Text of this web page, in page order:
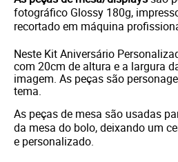
fotográfico Glossy 180g,
recortado em máquina
Neste Kit Aniversário
com 20cm de altura e a largura
imagem. As peças são
tema.
As peças de mesa são usadas
da mesa do bolo, deixando um
e personalizado.